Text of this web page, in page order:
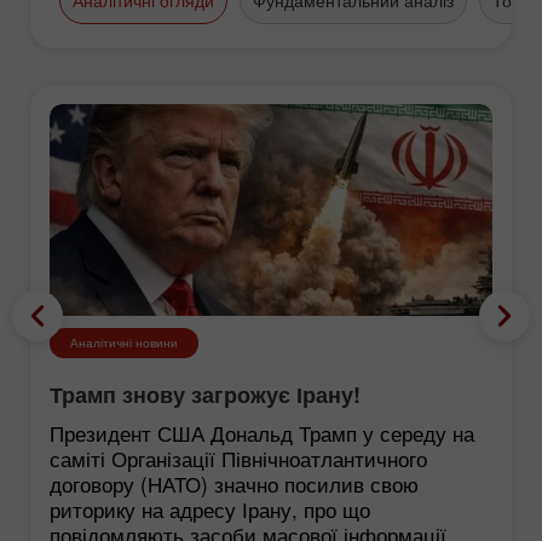
Аналітичні новини
Трамп знову загрожує Ірану!
Президент США Дональд Трамп у середу на
саміті Організації Північноатлантичного
договору (НАТО) значно посилив свою
риторику на адресу Ірану, про що
повідомляють засоби масової інформації,